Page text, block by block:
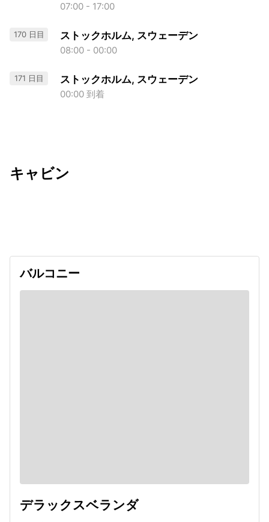
07:00 - 17:00
170 日目 ストックホルム, スウェーデン
08:00 - 00:00
171 日目 ストックホルム, スウェーデン
00:00 到着
キャビン
バルコニー
デラックスベランダ